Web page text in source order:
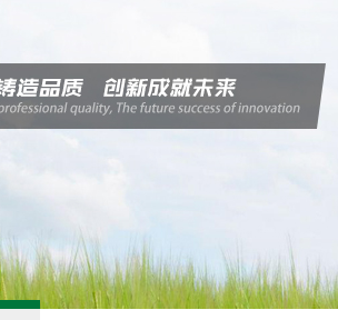
关于泰康
资讯动态
产品中心
人力资源
MARKETING
营销服务